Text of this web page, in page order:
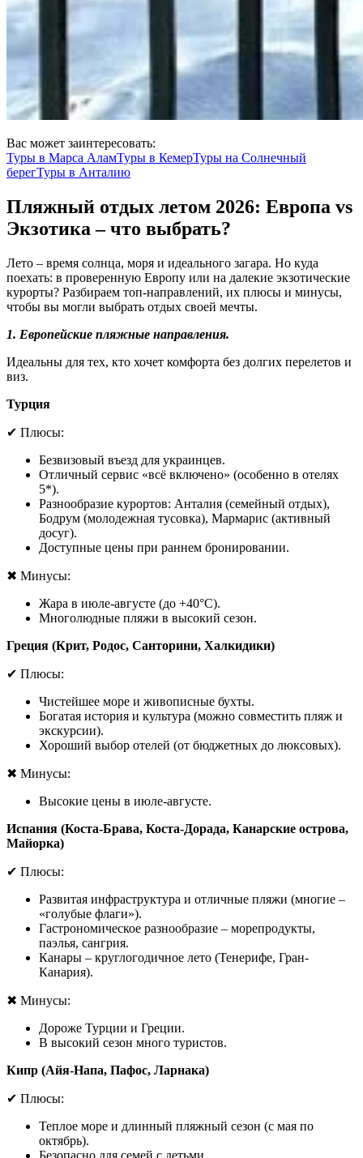
Вас может заинтересовать:
Туры в Марса АламТуры в КемерТуры на Солнечный
берегТуры в Анталию
Пляжный отдых летом 2026: Европа vs
Экзотика – что выбрать?
Лето – время солнца, моря и идеального загара. Но куда
поехать: в проверенную Европу или на далекие экзотические
курорты? Разбираем топ-направлений, их плюсы и минусы,
чтобы вы могли выбрать отдых своей мечты.
1. Европейские пляжные направления.
Идеальны для тех, кто хочет комфорта без долгих перелетов и
виз.
Турция
✔ Плюсы:
Безвизовый въезд для украинцев.
Отличный сервис «всё включено» (особенно в отелях
5*).
Разнообразие курортов: Анталия (семейный отдых),
Бодрум (молодежная тусовка), Мармарис (активный
досуг).
Доступные цены при раннем бронировании.
✖ Минусы:
Жара в июле-августе (до +40°C).
Многолюдные пляжи в высокий сезон.
Греция (Крит, Родос, Санторини, Халкидики)
✔ Плюсы:
Чистейшее море и живописные бухты.
Богатая история и культура (можно совместить пляж и
экскурсии).
Хороший выбор отелей (от бюджетных до люксовых).
✖ Минусы:
Высокие цены в июле-августе.
Испания (Коста-Брава, Коста-Дорада, Канарские острова,
Майорка)
✔ Плюсы:
Развитая инфраструктура и отличные пляжи (многие –
«голубые флаги»).
Гастрономическое разнообразие – морепродукты,
паэлья, сангрия.
Канары – круглогодичное лето (Тенерифе, Гран-
Канария).
✖ Минусы:
Дороже Турции и Греции.
В высокий сезон много туристов.
Кипр (Айя-Напа, Пафос, Ларнака)
✔ Плюсы:
Теплое море и длинный пляжный сезон (с мая по
октябрь).
Безопасно для семей с детьми.